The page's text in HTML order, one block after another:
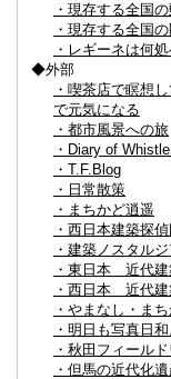
・現存する全国
・現存する全国
・レギーネは何
◆外部
・喫茶店で瞑想
で元気になる
・都市風景への旅
・Diary of
・T.F.Blog
・日常散策
・まちかど逍遥
・西日本建築探偵
・建築ノスタルジ
・東日本 近代建
・西日本 近代建
・やまなし・ま
・明日も写真日和
・秋田フィール
・但馬の近代化